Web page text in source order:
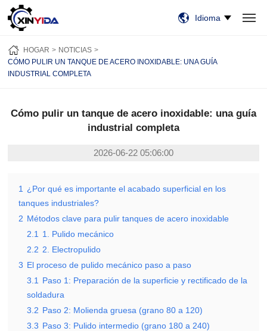
HOGAR
PRODUCTOS
VIDEO
CASOS
NOTICIAS
SOBRE NOSOTROS
CONTÁCTENOS
Idioma
HOGAR
NOTICIAS
CÓMO PULIR UN TANQUE DE ACERO INOXIDABLE: UNA GUÍA
INDUSTRIAL COMPLETA
Cómo pulir un tanque de acero inoxidable: una guía
industrial completa
2026-06-22 05:06:00
1
¿Por qué es importante el acabado superficial en los
tanques industriales?
2 Métodos clave para pulir tanques de acero inoxidable
2.1
1. Pulido mecánico
2.2 2. Electropulido
3 El proceso de pulido mecánico paso a paso
3.1
Paso 1: Preparación de la superficie y rectificado de la
soldadura
3.2 Paso 2: Molienda gruesa (grano 80 a 120)
3.3 Paso 3: Pulido intermedio (grano 180 a 240)